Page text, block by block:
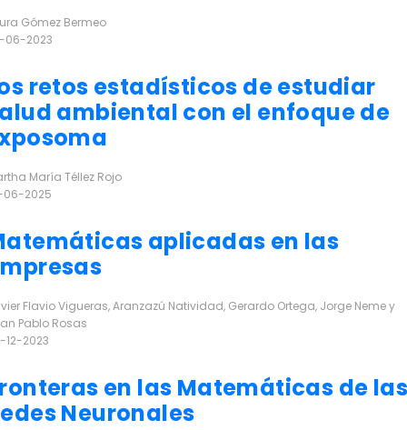
Gómez Bermeo
06-2023
retos estadísticos de estudiar
ambiental con el enfoque de
María Téllez Rojo
06-2025
aplicadas en las
Flavio Vigueras, Aranzazú Natividad, Gerardo Ortega, Jorge Neme y
Pablo Rosas
12-2023
en las Matemáticas de las
Neuronales